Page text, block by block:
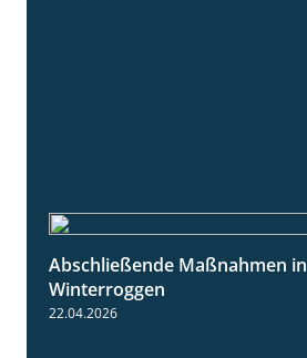
Abschließende Maßnahmen in
Winterroggen
22.04.2026